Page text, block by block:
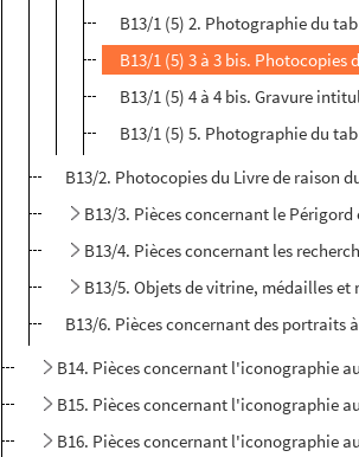
B13/1 (5) 2. Photographie du
B13/1 (5) 3 à 3 bis.
B13/1 (5) 4 à 4 bis. Gravure
B13/1 (5) 5. Photographie du
B13/2. Photocopies du Livre de raison
B13/3. Pièces concernant le
B13/4. Pièces concernant les
B13/5. Objets de vitrine, médailles et
B13/6. Pièces concernant des portraits
B14. Pièces concernant l'iconographie
B15. Pièces concernant l'iconographie
B16. Pièces concernant l'iconographie